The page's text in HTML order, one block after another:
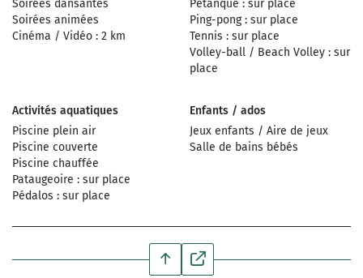
Soirées dansantes
Soirées animées
Cinéma / Vidéo : 2 km
Pétanque : sur place
Ping-pong : sur place
Tennis : sur place
Volley-ball / Beach Volley : sur
place
Activités aquatiques
Piscine plein air
Piscine couverte
Piscine chauffée
Pataugeoire : sur place
Pédalos : sur place
Enfants / ados
Jeux enfants / Aire de jeux
Salle de bains bébés